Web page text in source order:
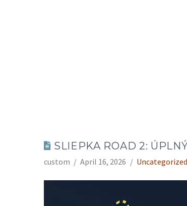
SLIEPKA ROAD 2:
custom April 16, 2026 Uncategorized